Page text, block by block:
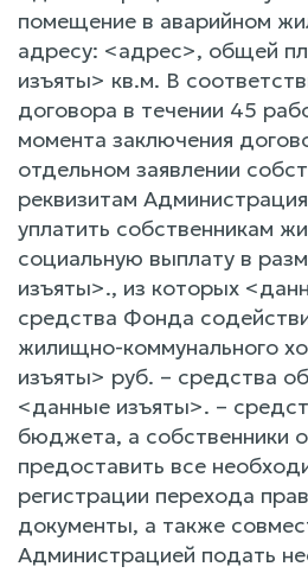
помещение в аварийном
адресу: <адрес>, общей
изъяты> кв.м. В
договора в течении 45
момента заключения
отдельном заявлении
реквизитам
уплатить собственникам
социальную выплату в
изъяты>., из которых
средства Фонда
жилищно-коммунального
изъяты> руб. – средства
<данные изъяты>. –
бюджета, а собственники
предоставить все
регистрации перехода
документы, а также
Администрацией подать